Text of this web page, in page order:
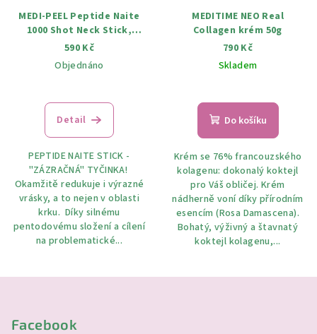
MEDI-PEEL Peptide Naite
1000 Shot Neck Stick,
tyčinka pro okamžitou
redukci vrásek na krku, 19
g
590 Kč
Objednáno
Detail
PEPTIDE NAITE STICK -
"ZÁZRAČNÁ" TYČINKA!
Okamžitě redukuje i výrazné
vrásky, a to nejen v oblasti
krku. Díky silnému
pentodovému složení a cílení
na problematické...
MEDITIME NEO Real
Collagen krém 50g
790 Kč
Skladem
Do košíku
Krém se 76% francouzského
kolagenu: dokonalý koktejl
pro Váš obličej. Krém
nádherně voní díky přírodním
esencím (Rosa Damascena).
Bohatý, výživný a štavnatý
koktejl kolagenu,...
Facebook